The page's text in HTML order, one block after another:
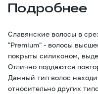
Подробнее
Славянские волосы в
"Premium" - волосы
покрыты силиконом,
Отлично поддаются
Данный тип волос
относительно других